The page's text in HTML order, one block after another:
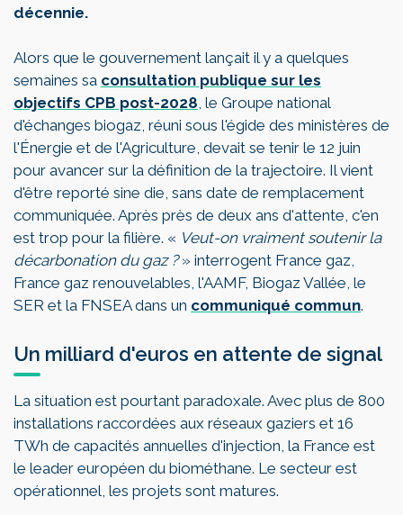
décennie.
Alors que le gouvernement lançait il y a quelques
semaines sa consultation publique sur les
objectifs CPB post-2028, le Groupe national
d'échanges biogaz, réuni sous l'égide des ministères de
l'Énergie et de l'Agriculture, devait se tenir le 12 juin
pour avancer sur la définition de la trajectoire. Il vient
d'être reporté sine die, sans date de remplacement
communiquée. Après près de deux ans d'attente, c'en
est trop pour la filière. « Veut-on vraiment soutenir la
décarbonation du gaz ?» interrogent France gaz,
France gaz renouvelables, l'AAMF, Biogaz Vallée, le
SER et la FNSEA dans un communiqué commun.
Un milliard d'euros en attente de signal
La situation est pourtant paradoxale. Avec plus de 800
installations raccordées aux réseaux gaziers et 16
TWh de capacités annuelles d'injection, la France est
le leader européen du biométhane. Le secteur est
opérationnel, les projets sont matures.